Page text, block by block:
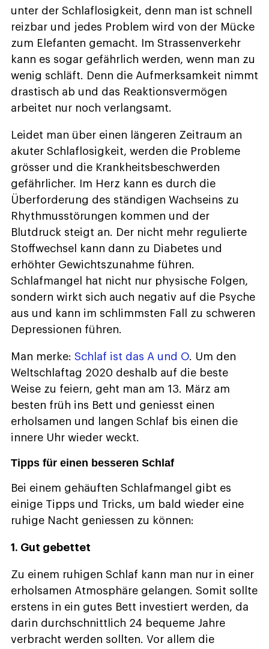
unter der Schlaflosigkeit, denn man ist schnell
reizbar und jedes Problem wird von der Mücke
zum Elefanten gemacht. Im Strassenverkehr
kann es sogar gefährlich werden, wenn man zu
wenig schläft. Denn die Aufmerksamkeit nimmt
drastisch ab und das Reaktionsvermögen
arbeitet nur noch verlangsamt.
Leidet man über einen längeren Zeitraum an
akuter Schlaflosigkeit, werden die Probleme
grösser und die Krankheitsbeschwerden
gefährlicher. Im Herz kann es durch die
Überforderung des ständigen Wachseins zu
Rhythmusstörungen kommen und der
Blutdruck steigt an. Der nicht mehr regulierte
Stoffwechsel kann dann zu Diabetes und
erhöhter Gewichtszunahme führen.
Schlafmangel hat nicht nur physische Folgen,
sondern wirkt sich auch negativ auf die Psyche
aus und kann im schlimmsten Fall zu schweren
Depressionen führen.
Man merke: Schlaf ist das A und O. Um den
Weltschlaftag 2020 deshalb auf die beste
Weise zu feiern, geht man am 13. März am
besten früh ins Bett und geniesst einen
erholsamen und langen Schlaf bis einen die
innere Uhr wieder weckt.
Tipps für einen besseren Schlaf
Bei einem gehäuften Schlafmangel gibt es
einige Tipps und Tricks, um bald wieder eine
ruhige Nacht geniessen zu können:
1. Gut gebettet
Zu einem ruhigen Schlaf kann man nur in einer
erholsamen Atmosphäre gelangen. Somit sollte
erstens in ein gutes Bett investiert werden, da
darin durchschnittlich 24 bequeme Jahre
verbracht werden sollten. Vor allem die